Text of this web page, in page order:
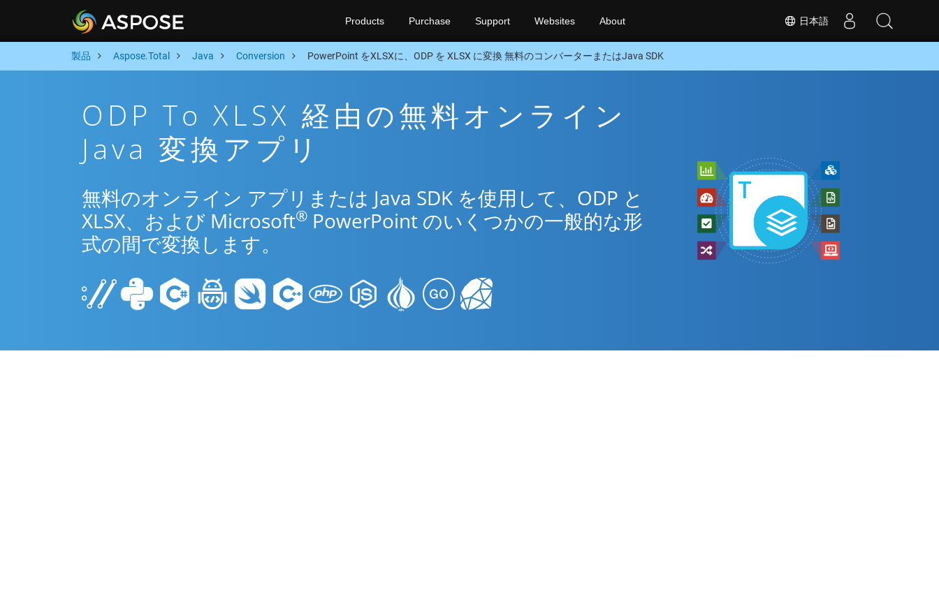
日本語
Products Purchase Support Websites About
製品 Aspose.Total Java Conversion PowerPoint をXLSXに、ODP を XLSX に変換 無料のコンバーターまたはJava SDK
ODP To XLSX 経由の無料オンライン
Java 変換アプリ
無料のオンライン アプリまたは Java SDK を使用して、ODP と
XLSX、および Microsoft® PowerPoint のいくつかの一般的な形
式の間で変換します。